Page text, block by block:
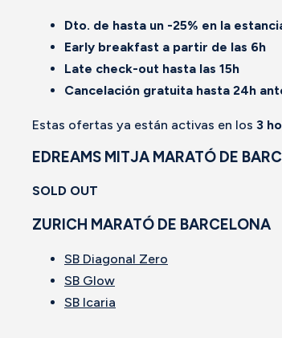
Dto. de hasta un -25% en la
Early breakfast a partir de las 6h
Late check-out hasta las 15h
Cancelación gratuita hasta 24h
Estas ofertas ya están activas en los 3
EDREAMS MITJA MARATÓ DE
SOLD OUT
ZURICH MARATÓ DE BARCELONA
SB Diagonal Zero
SB Glow
SB Icaria